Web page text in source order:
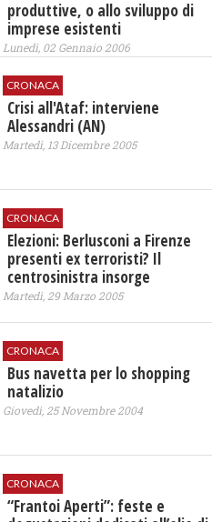
produttive, o allo sviluppo di
imprese esistenti
Lunedì, 02 Gennaio 2006
CRONACA
Crisi all'Ataf: interviene
Alessandri (AN)
Martedì, 13 Dicembre 2005
CRONACA
Elezioni: Berlusconi a Firenze
presenti ex terroristi? Il
centrosinistra insorge
Martedì, 29 Marzo 2005
CRONACA
Bus navetta per lo shopping
natalizio
Giovedì, 25 Novembre 2004
CRONACA
“Frantoi Aperti”: feste e